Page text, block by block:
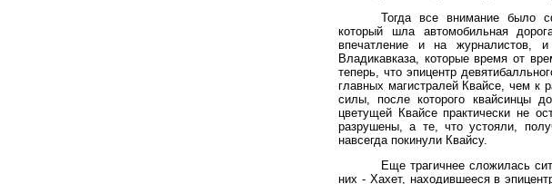
Тогда все внимание было
который шла автомобильная
впечатление и на журналистов,
Владикавказа, которые время от
теперь, что эпицентр
главных магистралей Квайсе, чем к
силы, после которого квайсинцы
цветущей Квайсе практически не
разрушены, а те, что устояли,
навсегда покинули Квайсу.
Еще трагичнее сложилась
них - Хахет, находившееся в